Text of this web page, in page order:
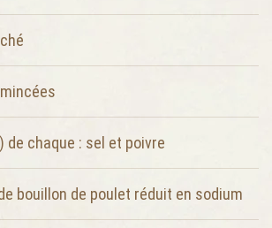
de chaque : sel et poivre
bouillon de poulet réduit en sodium